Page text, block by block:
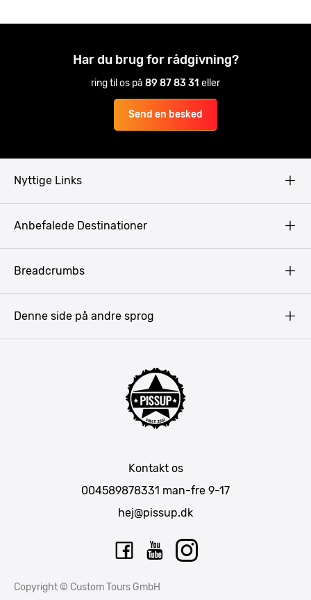
Har du brug for rådgivning?
ring til os på 89 87 83 31 eller
Send en besked
Nyttige Links
Anbefalede Destinationer
Tallinn
Breadcrumbs
Kontakt os
004589878331 man-fre 9-17
hej@pissup.dk
Denne side på andre sprog
Copyright © Custom Tours GmbH